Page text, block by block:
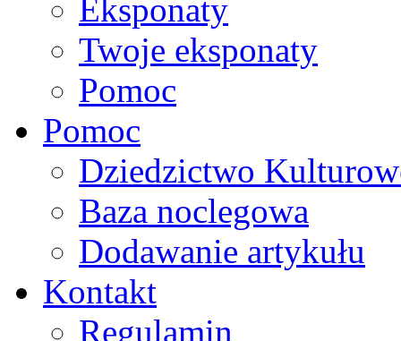
Eksponaty
Twoje eksponaty
Pomoc
Pomoc
Dziedzictwo
Baza noclegowa
Dodawanie artykułu
Kontakt
Regulamin